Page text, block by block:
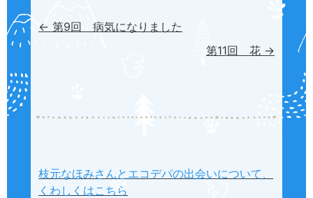
← 第9回 病気になりました
第11回 花 →
枝元なほみさんとエコデパの出会いについて、
くわしくはこちら